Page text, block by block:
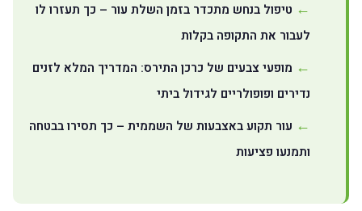
טיפול בנחש מתכדר בזמן השלת עור – כך תעזרו לו
לעבור את התקופה בקלות
מופעי צבעים של כרכן התירס: המדריך המלא לזנים
נדירים ופופולריים לגידול ביתי
עור תקוע באצבעות של השממית – כך תסירו בבטחה
ותמנעו פציעות